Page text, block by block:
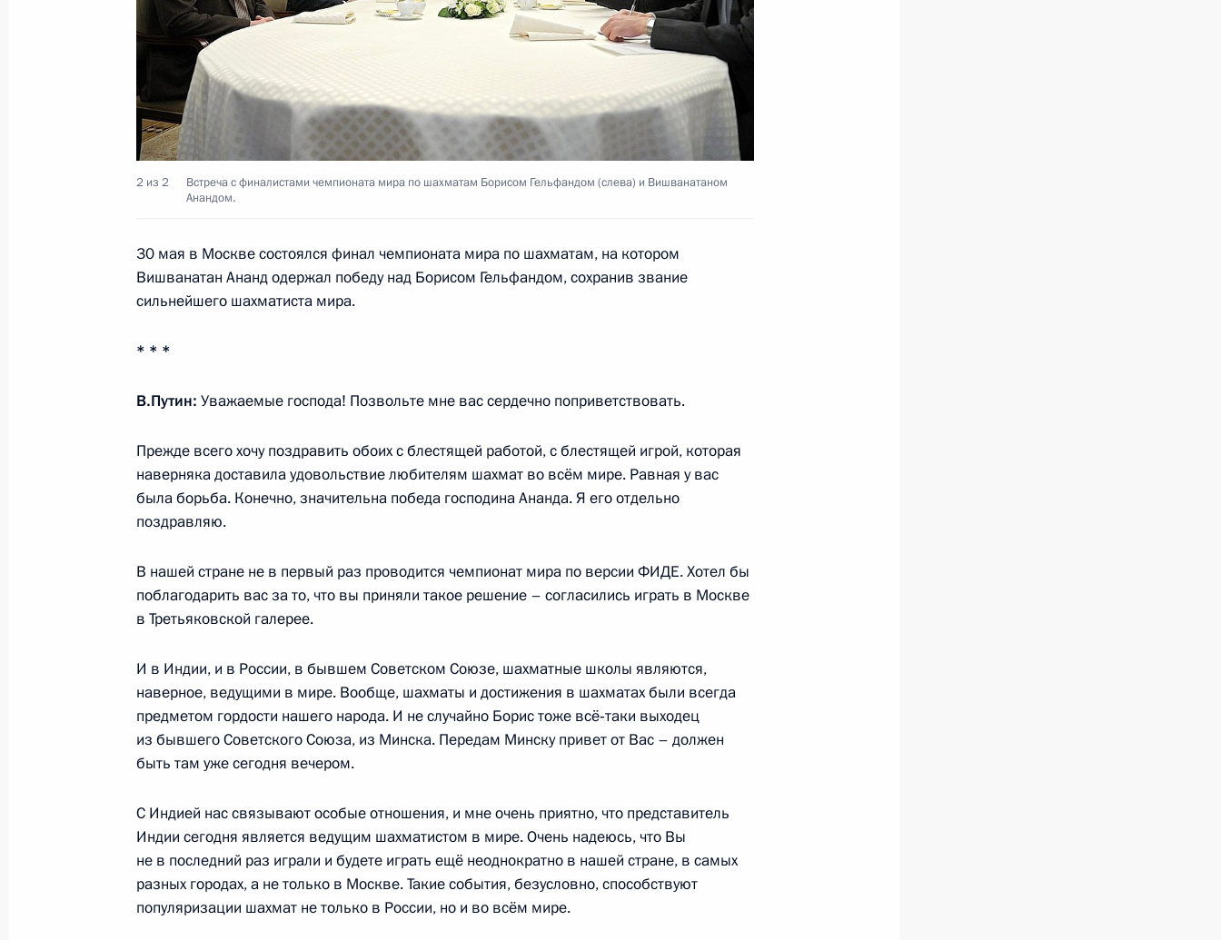
Россия и Китай: новые горизонты сотрудничества
5 июня 2012 года, 02:00
Визит в Узбекистан
саммита АТЭС – 2012»
Саммит Россия – Европейский союз
4 июня 2012 года, 15:30 Санкт-Петербург
12
Соболезнования Президенту Нигерии в связи с авиакатастрофой
в Лагосе
4 июня 2012 года, 11:30
Соболезнования родным и близким Эдуарда Хиля
4 июня 2012 года, 10:00
3 июня 2012 года, воскресенье
Неформальная встреча с Жозе Мануэлом Баррозу и Херманом
Ван Ромпёем
4
2 из 2
Встреча с финалистами чемпионата мира по шахматам Борисом Гельфандом (слева) и Вишванатаном
Анандом.
30 мая в Москве состоялся финал чемпионата мира по шахматам, на котором
Вишванатан Ананд одержал победу над Борисом Гельфандом, сохранив звание
сильнейшего шахматиста мира.
* * *
В.Путин: Уважаемые господа! Позвольте мне вас сердечно поприветствовать.
Прежде всего хочу поздравить обоих с блестящей работой, с блестящей игрой, которая
наверняка доставила удовольствие любителям шахмат во всём мире. Равная у вас
была борьба. Конечно, значительна победа господина Ананда. Я его отдельно
поздравляю.
В нашей стране не в первый раз проводится чемпионат мира по версии ФИДЕ. Хотел бы
поблагодарить вас за то, что вы приняли такое решение – согласились играть в Москве
в Третьяковской галерее.
И в Индии, и в России, в бывшем Советском Союзе, шахматные школы являются,
наверное, ведущими в мире. Вообще, шахматы и достижения в шахматах были всегда
предметом гордости нашего народа. И не случайно Борис тоже всё‑таки выходец
из бывшего Советского Союза, из Минска. Передам Минску привет от Вас – должен
быть там уже сегодня вечером.
С Индией нас связывают особые отношения, и мне очень приятно, что представитель
Индии сегодня является ведущим шахматистом в мире. Очень надеюсь, что Вы
не в последний раз играли и будете играть ещё неоднократно в нашей стране, в самых
разных городах, а не только в Москве. Такие события, безусловно, способствуют
популяризации шахмат не только в России, но и во всём мире.